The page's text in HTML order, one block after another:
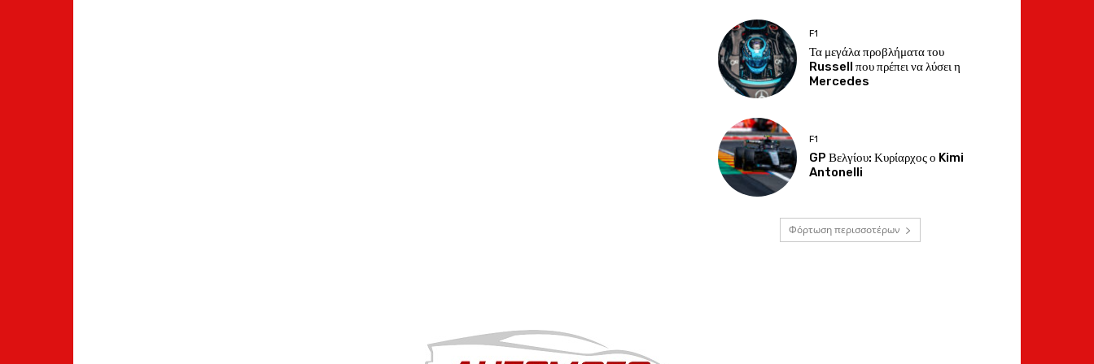
F1
Τα μεγάλα προβλήματα του
Russell που πρέπει να λύσει η
Mercedes
F1
GP Βελγίου: Κυρίαρχος ο Kimi
Antonelli
Φόρτωση περισσοτέρων